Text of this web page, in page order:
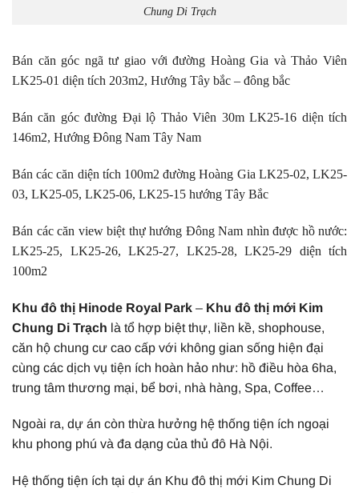
Chung Di Trạch
Bán căn góc ngã tư giao với đường Hoàng Gia và Thảo Viên
LK25-01 diện tích 203m2, Hướng Tây bắc – đông bắc
Bán căn góc đường Đại lộ Thảo Viên 30m LK25-16 diện tích
146m2, Hướng Đông Nam Tây Nam
Bán các căn diện tích 100m2 đường Hoàng Gia LK25-02, LK25-
03, LK25-05, LK25-06, LK25-15 hướng Tây Bắc
Bán các căn view biệt thự hướng Đông Nam nhìn được hồ nước:
LK25-25, LK25-26, LK25-27, LK25-28, LK25-29 diện tích
100m2
Khu đô thị Hinode Royal Park – Khu đô thị mới Kim
Chung Di Trạch là tổ hợp biệt thự, liền kề, shophouse,
căn hộ chung cư cao cấp với không gian sống hiện đại
cùng các dịch vụ tiện ích hoàn hảo như: hồ điều hòa 6ha,
trung tâm thương mại, bể bơi, nhà hàng, Spa, Coffee…
Ngoài ra, dự án còn thừa hưởng hệ thống tiện ích ngoại
khu phong phú và đa dạng của thủ đô Hà Nội.
Hệ thống tiện ích tại dự án Khu đô thị mới Kim Chung Di